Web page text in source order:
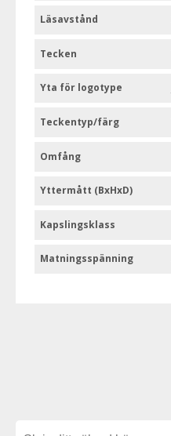
Läsavstånd
Tecken
Yta för logotype
Teckentyp/färg
Omfång
Yttermått (BxHxD)
Kapslingsklass
Matningsspänning